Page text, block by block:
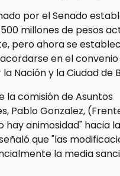
por el Senado
millones de pesos
pero ahora se
en el convenio
Nación y la Ciudad de
la comisión de Asuntos
Pablo Gonzalez,
hay animosidad" hacia
que "las
la media